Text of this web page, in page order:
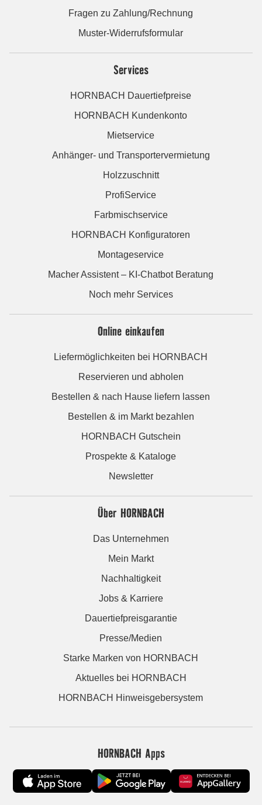
Fragen zu Zahlung/Rechnung
Muster-Widerrufsformular
Services
HORNBACH Dauertiefpreise
HORNBACH Kundenkonto
Mietservice
Anhänger- und Transportervermietung
Holzzuschnitt
ProfiService
Farbmischservice
HORNBACH Konfiguratoren
Montageservice
Macher Assistent – KI-Chatbot Beratung
Noch mehr Services
Online einkaufen
Liefermöglichkeiten bei HORNBACH
Reservieren und abholen
Bestellen & nach Hause liefern lassen
Bestellen & im Markt bezahlen
HORNBACH Gutschein
Prospekte & Kataloge
Newsletter
Über HORNBACH
Das Unternehmen
Mein Markt
Nachhaltigkeit
Jobs & Karriere
Dauertiefpreisgarantie
Presse/Medien
Starke Marken von HORNBACH
Aktuelles bei HORNBACH
HORNBACH Hinweisgebersystem
HORNBACH Apps